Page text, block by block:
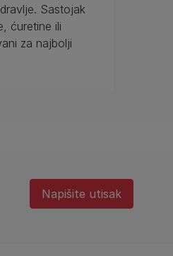
Sastojak
ćuretine ili
za najbolji
Napišite utisak